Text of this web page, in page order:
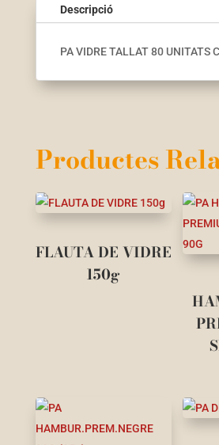
Descripció
PA VIDRE TALLAT 80 UNITATS
Productes
FLAUTA DE VIDRE
150g